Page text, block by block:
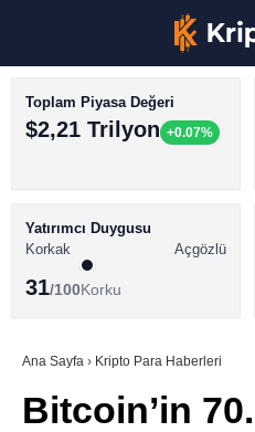
BİTCOİN HABERLERİ
ALTCOİN HABERLERİ
SÖZLÜK
Toplam Piyasa Değeri
$2,21 Trilyon +0.07%
Yatırımcı Duygusu
Korkak
Açgözlü
31/100Korku
Ana Sayfa › Kripto Para Haberleri
Bitcoin’in